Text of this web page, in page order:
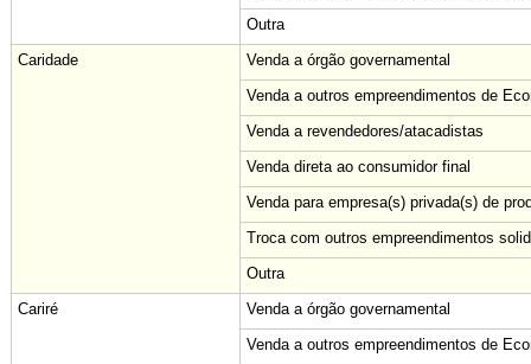
Outra
Caridade
Venda a órgão governamental
Venda a outros empreendimentos de
Venda a revendedores/atacadistas
Venda direta ao consumidor final
Venda para empresa(s) privada(s) de
Troca com outros empreendimentos
Outra
Cariré
Venda a órgão governamental
Venda a outros empreendimentos de